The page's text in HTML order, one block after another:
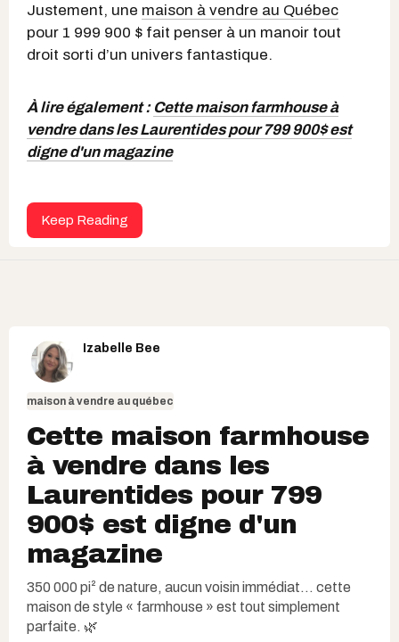
Justement, une maison à vendre au Québec
pour 1 999 900 $ fait penser à un manoir tout
droit sorti d’un univers fantastique.
À lire également : Cette maison farmhouse à
vendre dans les Laurentides pour 799 900$ est
digne d'un magazine
Keep Reading
Izabelle Bee
maison à vendre au québec
Cette maison farmhouse
à vendre dans les
Laurentides pour 799
900$ est digne d'un
magazine
350 000 pi² de nature, aucun voisin immédiat… cette
maison de style « farmhouse » est tout simplement
parfaite. 🌿